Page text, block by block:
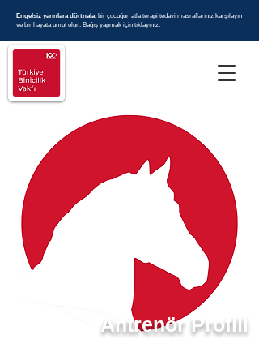
Engelsiz yarınlara dörtnala; bir çocuğun atla terapi tedavi masraflarınız karşılayın
ve bir hayata umut olun. Bağış yapmak için tıklayınız.
Antrenör Profili